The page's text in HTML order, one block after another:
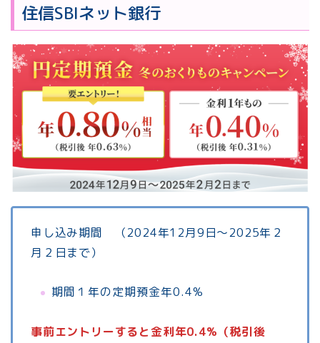
住信SBIネット銀行
申し込み期間 （2024年12月9日～2025年２
月２日まで）
期間１年の定期預金年0.4%
事前エントリーすると金利年0.4%（税引後